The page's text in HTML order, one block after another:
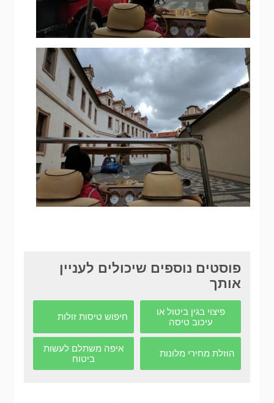
פוסטים נוספים שיכולים לעניין
אותך
פיצוי בגין ביטול או
עיכוב טיסה
חיפוש טיסות זולות
הוזלת מחירי מלונות
איפה משתלם לעשות
ביטוח